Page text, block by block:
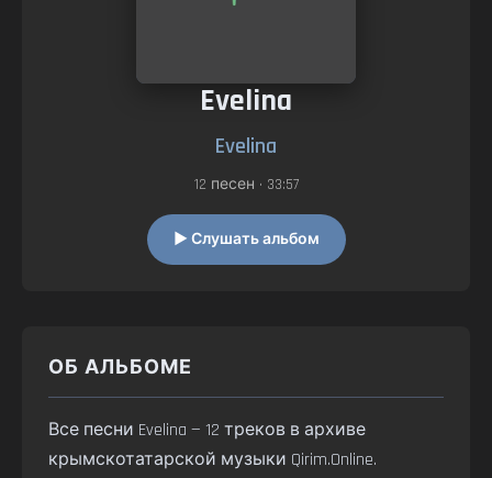
Evelina
Evelina
12 песен • 33:57
▶ Слушать альбом
ОБ АЛЬБОМЕ
Все песни Evelina — 12 треков в архиве
крымскотатарской музыки Qirim.Online.